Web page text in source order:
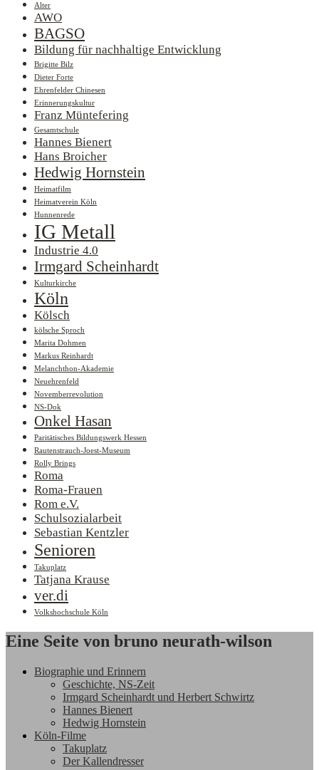
Alter
AWO
BAGSO
Bildung für nachhaltige Entwicklung
Brigitte Bilz
Dieter Forte
Ehrenfelder Chinesen
Erinnerungskultur
Franz Müntefering
Gesamtschule
Hannes Bienert
Hans Broicher
Hedwig Hornstein
Heimatfilm
Heimatverein Köln
Hunnenrede
IG Metall
Industrie 4.0
Irmgard Scheinhardt
Kulturkirche
Köln
Kölsch
kölsche Sproch
Marita Dohmen
Markus Reinhardt
Melanchthon-Akademie
Neuehrenfeld
Novemberrevolution
NS-Dok
Onkel Hasan
Paritätisches Bildungswerk Hessen
Rautenstrauch-Joest-Museum
Rolly Brings
Roma
Roma-Frauen
Rom e.V.
Schulsozialarbeit
Sebastian Kentzler
Senioren
Takuplatz
Tatjana Krause
ver.di
Volkshochschule Köln
Eine Seite von bruno neurath-wilson
Biographie und Erinnern
Geschichte, NS-Zeit
Irmgard Scheinhardt und Herbert Schwirtz
Hannes Bienert
Hedwig Hornstein
Köln-Filme
Takuplatz
Der Kallendresser